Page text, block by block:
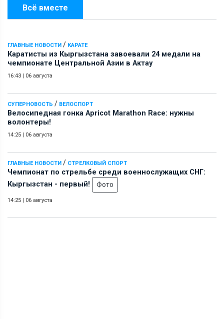
Всё вместе
ГЛАВНЫЕ НОВОСТИ / КАРАТЕ
Каратисты из Кыргызстана завоевали 24 медали на
чемпионате Центральной Азии в Актау
16:43 06 августа
СУПЕРНОВОСТЬ / ВЕЛОСПОРТ
Велосипедная гонка Apricot Marathon Race: нужны
волонтеры!
14:25 06 августа
ГЛАВНЫЕ НОВОСТИ / СТРЕЛКОВЫЙ СПОРТ
Чемпионат по стрельбе среди военнослужащих СНГ:
Кыргызстан - первый!
Фото
14:25 06 августа